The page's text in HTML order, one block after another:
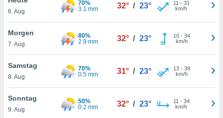
oder
Partner
es uns
das
der
Profil zu
Ihnen
6. Aug
70%
3.1 mm
32° / 23° 11 - 31
km/h
Morgen
7. Aug
80%
2.9 mm
32° / 23° 10- 34
km/h
Samstag
8. Aug
70%
0.5 mm
31° / 23° 13- 39
km/h
Sonntag
9. Aug
50%
0.2 mm
32° / 23° 11 - 34
km/h